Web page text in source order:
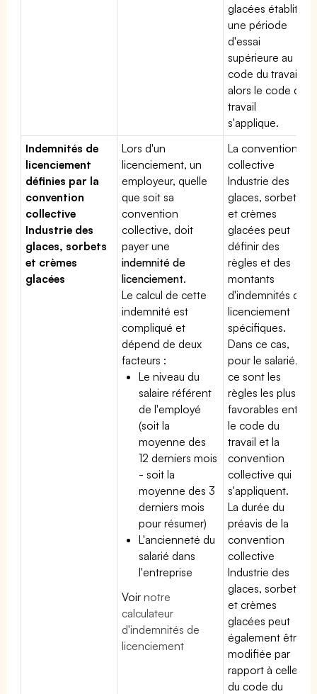
glacées établit
une période
d'essai
supérieure au
code du travail,
alors le code du
travail
s'applique.
Indemnités de
licenciement
définies par la
convention
collective
Industrie des
glaces, sorbets
et crèmes
glacées
Lors d'un
licenciement, un
employeur, quelle
que soit sa
convention
collective, doit
payer une
indemnité de
licenciement.
Le calcul de cette
indemnité est
compliqué et
dépend de deux
facteurs :
Le niveau du
salaire référent
de l'employé
(soit la
moyenne des
12 derniers mois
- soit la
moyenne des 3
derniers mois
pour résumer)
L'ancienneté du
salarié dans
l'entreprise
Voirnotre
calculateur
d'indemnités de
licenciement
La convention
collective
Industrie des
glaces, sorbets
et crèmes
glacées peut
définir des
règles et des
montants
d'indemnités de
licenciement
spécifiques.
Dans ce cas,
pour le salarié,
ce sont les
règles les plus
favorables entre
le code du
travail et la
convention
collective qui
s'appliquent.
La durée du
préavis de la
convention
collective
Industrie des
glaces, sorbets
et crèmes
glacées peut
également être
modifiée par
rapport à celle
du code du